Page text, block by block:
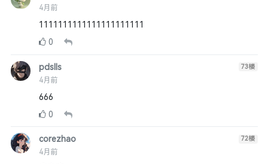
4月前
1111111111111111111111
0
pdslls
4月前
73楼
666
0
corezhao
4月前
72楼